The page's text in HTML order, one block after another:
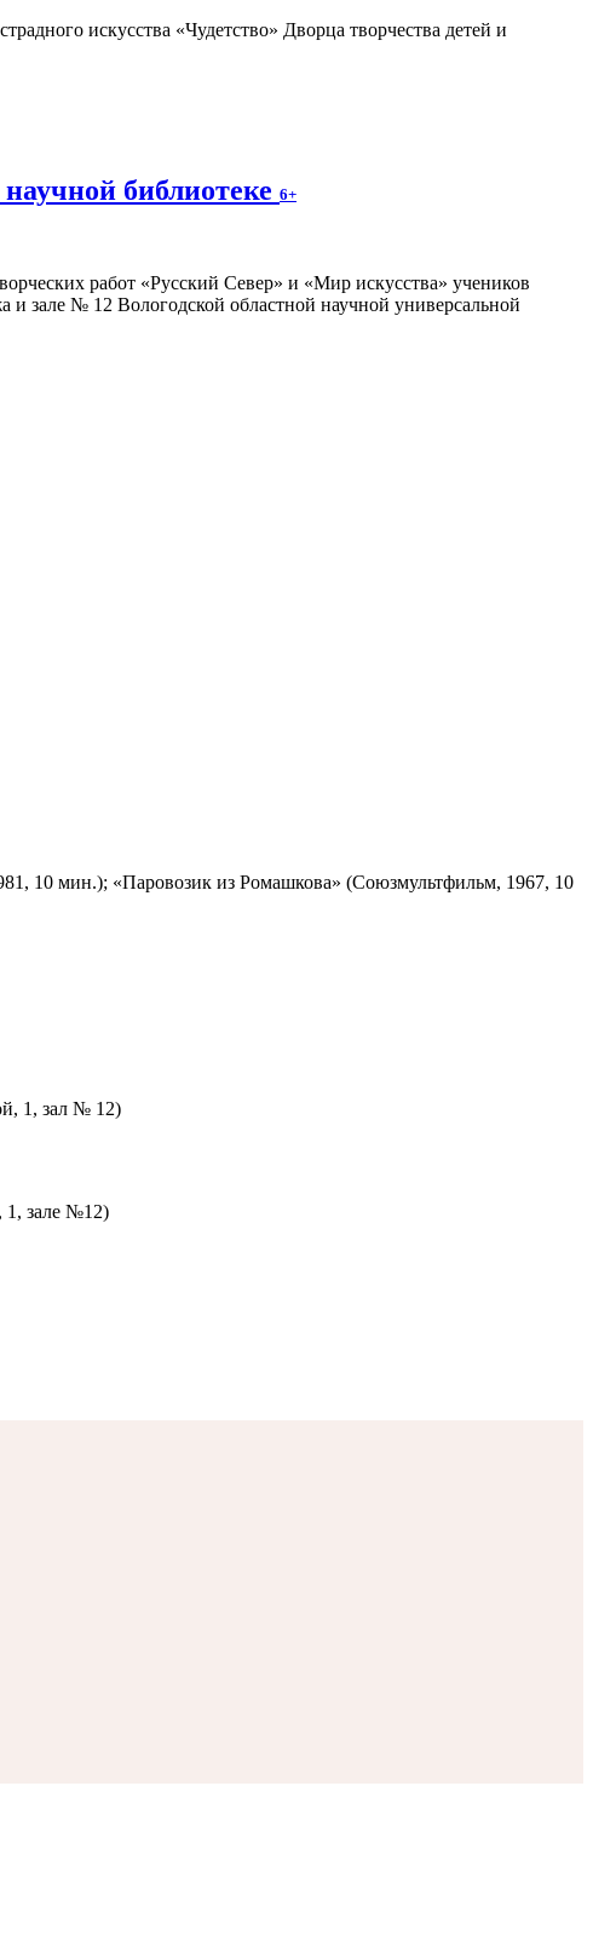
искусства «Чудетство» Дворца творчества детей и
библиотеке 6+
работ «Русский Север» и «Мир искусства» учеников
и зале № 12 Вологодской областной научной универсальной
10 мин.); «Паровозик из Ромашкова» (Союзмультфильм, 1967, 10
1, зал № 12)
1, зале №12)